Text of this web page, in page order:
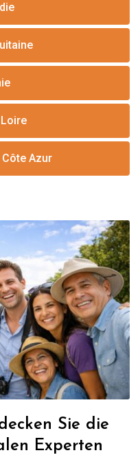
Azur
Sie die
Experten